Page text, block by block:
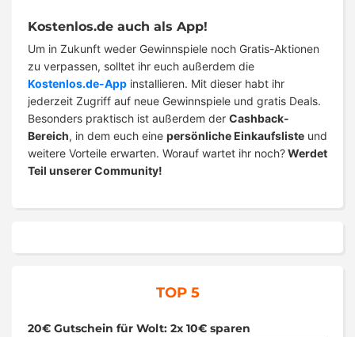
Kostenlos.de auch als App!
Um in Zukunft weder Gewinnspiele noch Gratis-Aktionen
zu verpassen, solltet ihr euch außerdem die
Kostenlos.de-App installieren. Mit dieser habt ihr
jederzeit Zugriff auf neue Gewinnspiele und gratis Deals.
Besonders praktisch ist außerdem der Cashback-
Bereich, in dem euch eine persönliche Einkaufsliste und
weitere Vorteile erwarten. Worauf wartet ihr noch?Werdet
Teil unserer Community!
TOP 5
20€ Gutschein für Wolt: 2x 10€ sparen